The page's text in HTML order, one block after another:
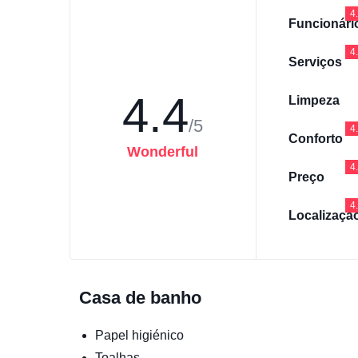
4.4/5
Wonderful
Serviços
Limpeza
Conforto
Preço
Casa de banho
Papel higiénico